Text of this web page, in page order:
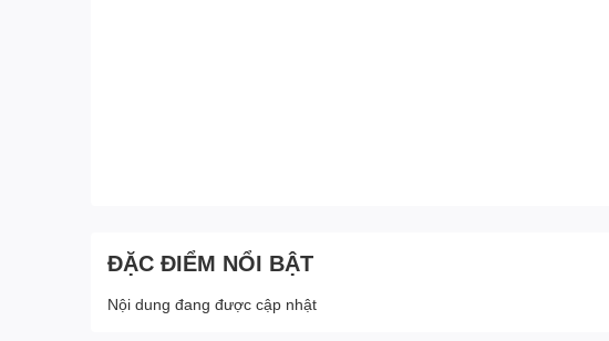
ĐẶC ĐIỂM NỔI BẬT
Nội dung đang được cập nhật